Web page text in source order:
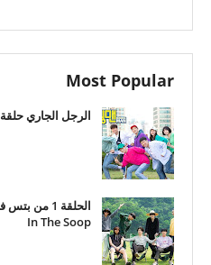
Most Popular
الرجل الجاري حلقة 192
In The Soop